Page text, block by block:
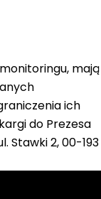
mają
ich
do Prezesa
Stawki 2, 00-193